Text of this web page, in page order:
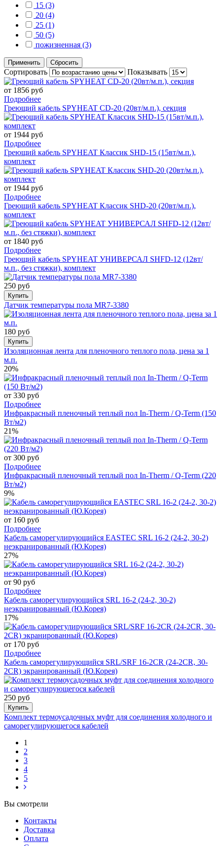
15 (3)
20 (4)
25 (1)
50 (5)
пожизненная (3)
Применить Сбросить
Сортировать Показывать
от 1856 руб
Подробнее
Греющий кабель SPYHEAT CD-20 (20вт/м.п.), секция
от 1944 руб
Подробнее
Греющий кабель SPYHEAT Классик SHD-15 (15вт/м.п.),
комплект
от 1944 руб
Подробнее
Греющий кабель SPYHEAT Классик SHD-20 (20вт/м.п.),
комплект
от 1840 руб
Подробнее
Греющий кабель SPYHEAT УНИВЕРСАЛ SHFD-12 (12вт/
м.п., без стяжки), комплект
250 руб
Купить
Датчик температуры пола MR7-3380
180 руб
Купить
Изоляционная лента для пленочного теплого пола, цена за 1
м.п.
20%
от 330 руб
Подробнее
Инфракрасный пленочный теплый пол In-Therm / Q-Term (150
Вт/м2)
21%
от 300 руб
Подробнее
Инфракрасный пленочный теплый пол In-Therm / Q-Term (220
Вт/м2)
9%
от 160 руб
Подробнее
Кабель саморегулирующийся EASTEC SRL 16-2 (24-2, 30-2)
неэкранированный (Ю.Корея)
27%
от 90 руб
Подробнее
Кабель саморегулирующийся SRL 16-2 (24-2, 30-2)
неэкранированный (Ю.Корея)
17%
от 170 руб
Подробнее
Кабель саморегулирующийся SRL/SRF 16-2CR (24-2CR, 30-
2CR) экранированный (Ю.Корея)
250 руб
Купить
Комплект термоусадочных муфт для соединения холодного и
саморегулирующегося кабелей
1
2
3
4
5
Вы смотрели
Контакты
Доставка
Оплата